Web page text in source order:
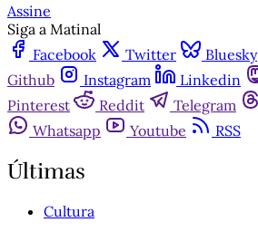
Assine
Siga a Matinal
Facebook
Twitter Bluesky
Github
Instagram Linkedin
Pinterest
Reddit Telegram
Whatsapp
Youtube RSS
Últimas
Cultura